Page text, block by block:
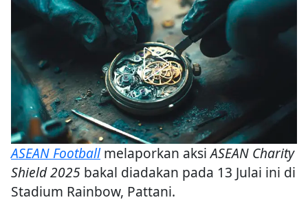
ASEAN Footballmelaporkan aksiASEAN Charity
Shield 2025 bakal diadakan pada 13 Julai ini di
Stadium Rainbow, Pattani.